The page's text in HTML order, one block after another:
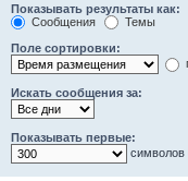
Показывать результаты как:
Сообщения
Темы
Поле сортировки:
Искать сообщения за:
Показывать первые:
символов